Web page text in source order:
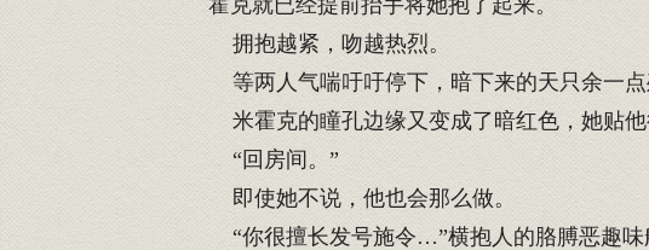
霍克就已经提前抬手将她抱了起来。
拥抱越紧，吻越热烈。
等两人气喘吁吁停下，暗下来的天只余一点
米霍克的瞳孔边缘又变成了暗红色，她贴他
“回房间。”
即使她不说，他也会那么做。
“你很擅长发号施令…”横抱人的胳膊恶趣味